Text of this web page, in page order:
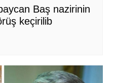
Baş nazirinin
keçirilib